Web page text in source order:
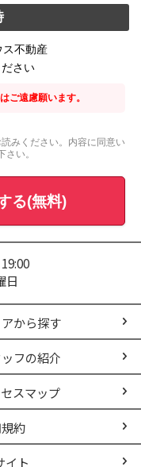
不動産
さい
ご遠慮願います。
みください。内容に同意い
い。
る(無料)
日
から探す
フの紹介
スマップ
約
イト